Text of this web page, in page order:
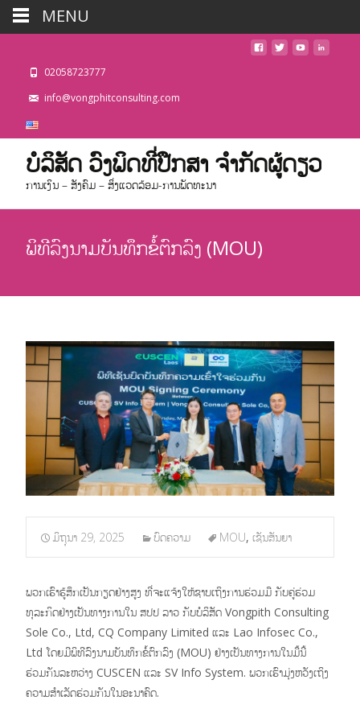
02058723777
info@vongphitconsulting.com
ບໍລິສັດ ວົງພິດທີ່ປືກສາ ຈຳກັດຜູ້ດຽວ
ການເງິນ – ສັງຄົມ – ສິ່ງແວດລ້ອມ-ການພັດທະນາ
ພິທີລົງນາມບັນທຶກຂໍ້ຕົກລົງ (MOU)
ມິຖຸນາ 29, 2025 ບົດຄວາມ MOU, ເຊັນສັນຍາ
ພວກເຮົາຮູ້ສຶກເປັນກຽດຢ່າງສູງ ທີ່ຈະແຈ້ງໃຫ້ຊາບເຖິງການຮ່ວມມື ກັບຄູ່ຮ່ວມ
ທຸລະກິດຢ່າງເປັນທາງການໃນ ສປປ ລາວ ກັບບໍລິສັດ Vongpith Consulting
Sole Co., Ltd, CQ Company Limited ແລະ Lao Infosec Co.,
Ltd ໂດຍມີພິທີລົງນາມບັນທຶກຂໍ້ຕົກລົງ (MOU) ຢ່າງເປັນທາງການໃນມື້ນີ້
ຮ່ວມກັນລະຫວ່າງ CUSCEN ແລະ SV Info System. ພວກເຮົາມຸ່ງຫວັງເຖິງ
ຄວາມສຳເລັດຮ່ວມກັນໃນອະນາຄົດ.
MENU